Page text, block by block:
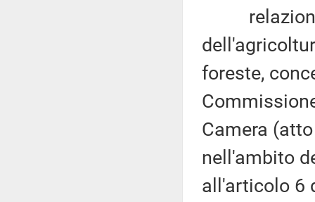
relazione,
foreste,
Camera
nell'ambito
all'articolo 6